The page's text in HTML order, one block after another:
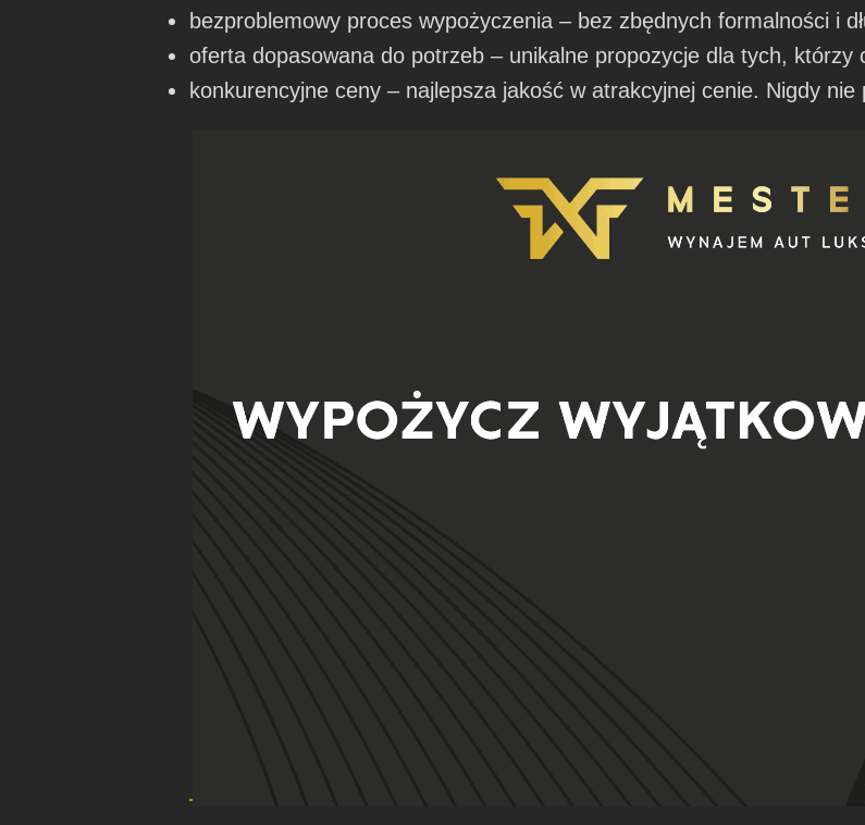
bezproblemowy proces wypożyczenia – bez zbędnych formalności i
oferta dopasowana do potrzeb – unikalne propozycje dla tych, którzy
konkurencyjne ceny – najlepsza jakość w atrakcyjnej cenie. Nigdy nie